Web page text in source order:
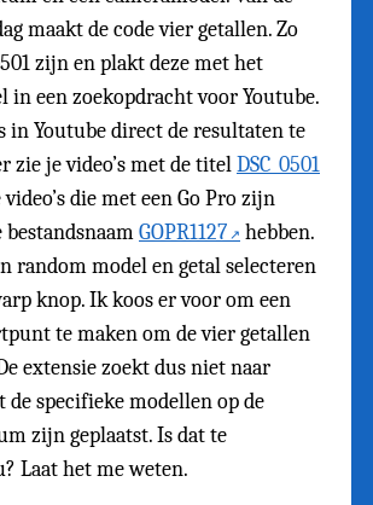
maakt de code vier getallen. Zo
zijn en plakt deze met het
in een zoekopdracht voor Youtube.
in Youtube direct de resultaten te
zie je video’s met de titelDSC_0501
die met een Go Pro zijn
bestandsnaamGOPR1127
hebben.
random model en getal selecteren
knop. Ik koos er voor om een
te maken om de vier getallen
extensie zoekt dus niet naar
de specifieke modellen op de
zijn geplaatst. Is dat te
Laat het me weten.